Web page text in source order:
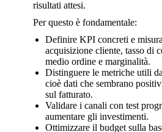
risultati attesi.
Per questo è fondamentale:
Definire KPI concreti e
acquisizione cliente, tasso di
medio ordine e marginalità.
Distinguere le metriche utili
cioè dati che sembrano
sul fatturato.
Validare i canali con test
aumentare gli investimenti.
Ottimizzare il budget sulla